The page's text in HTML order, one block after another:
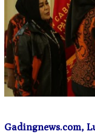
Gadingnews.com,